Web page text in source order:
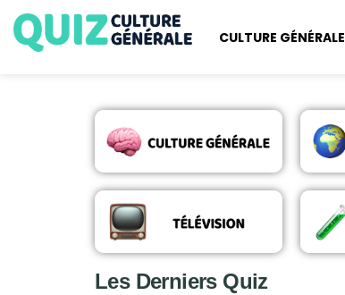
CULTURE GÉNÉRALE
Les Derniers Quiz